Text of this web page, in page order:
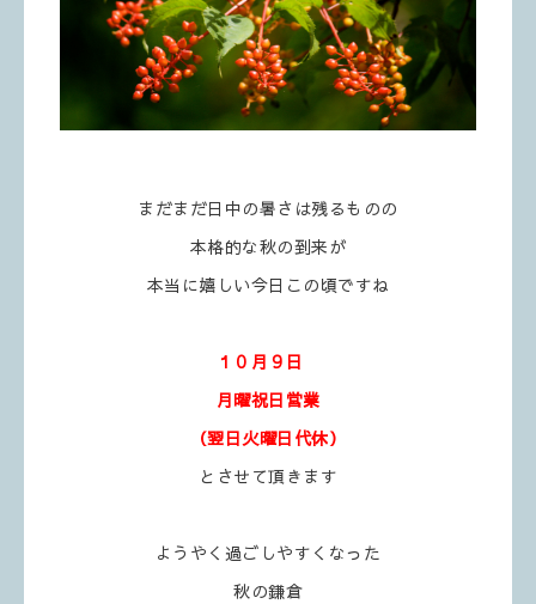
まだまだ日中の暑さは残るものの
本格的な秋の到来が
本当に嬉しい今日この頃ですね
１０月９日
月曜祝日 営業
（翌日火曜日代休）
とさせて頂きます
ようやく過ごしやすくなった
秋の鎌倉